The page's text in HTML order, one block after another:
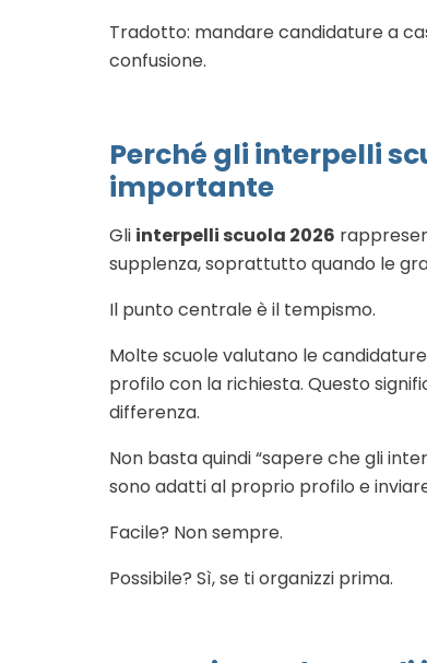
Tradotto: mandare candidature a
confusione.
Perché gli interpelli
importante
Gli interpelli scuola 2026
supplenza, soprattutto quando le
Il punto centrale è il tempismo.
Molte scuole valutano le
profilo con la richiesta. Questo
differenza.
Non basta quindi “sapere che gli
sono adatti al proprio profilo e
Facile? Non sempre.
Possibile? Sì, se ti organizzi prima.